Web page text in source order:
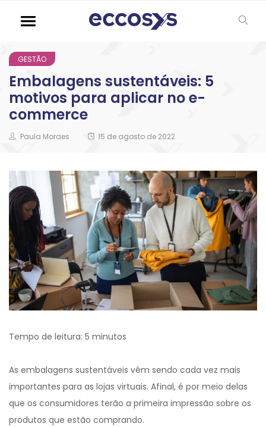
GESTÃO
Embalagens sustentáveis: 5
motivos para aplicar no e-
commerce
Paula Moraes 15 de agosto de 2022
Tempo de leitura: 5 minutos
As embalagens sustentáveis vêm sendo cada vez mais
importantes para as lojas virtuais. Afinal, é por meio delas
que os consumidores terão a primeira impressão sobre os
produtos que estão comprando.